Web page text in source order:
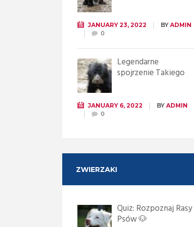
JANUARY 23, 2022 BY ADMIN
0
Legendarne
spojrzenie Takiego
JANUARY 6, 2022 BY ADMIN
0
ZWIERZAKI
Quiz: Rozpoznaj Rasy
Psów 🐶